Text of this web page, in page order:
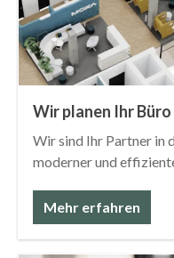
Wir planen Ihr Büro
Wir sind Ihr Partner in
moderner und
Mehr erfahren